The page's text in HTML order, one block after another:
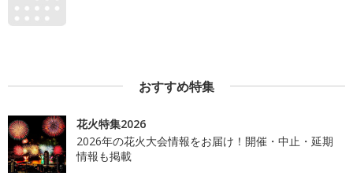
おすすめ特集
花火特集2026
2026年の花火大会情報をお届け！開催・中止・延期
情報も掲載